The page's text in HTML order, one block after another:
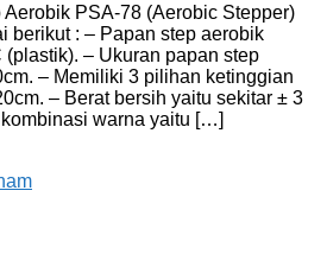
PSA-78 (Aerobic Stepper)
berikut : – Papan step aerobik
– Ukuran papan step
– Memiliki 3 pilihan ketinggian
– Berat bersih yaitu sekitar ± 3
warna yaitu […]